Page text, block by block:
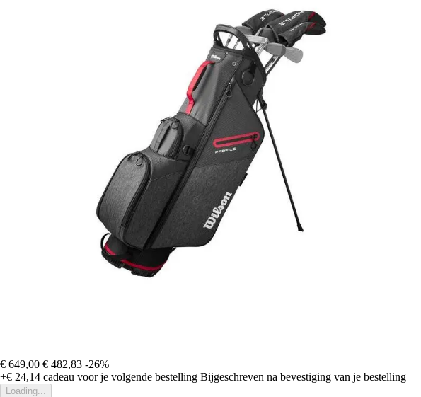
€ 649,00 € 482,83 -26%
+€ 24,14 cadeau voor je volgende bestelling Bijgeschreven na bevestiging van je bestelling
Loading...